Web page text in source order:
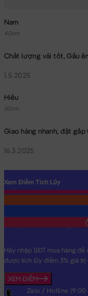
Nam
40cm
Chất lượng vải tốt, Gấu
1.5.2025
Hiếu
50cm
Giao hàng nhanh, đặt
16.3.2025
Xem Điểm Tích Lũy
Hãy nhập SĐT mua hàng
được tích lũy điểm 3% giá trị
XEM ĐIỂM
Zalo / Hotline (9:00